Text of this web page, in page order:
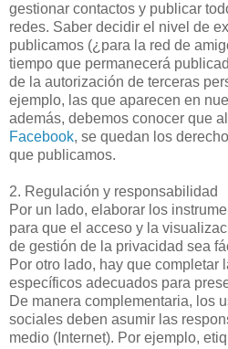
gestionar contactos y publicar
redes. Saber decidir el nivel de
publicamos (¿para la red de
tiempo que permanecerá
de la autorización de terceras
ejemplo, las que aparecen en
además, debemos conocer que
Facebook, se quedan los
que publicamos.
2. Regulación y responsabilidad
Por un lado, elaborar los
para que el acceso y la
de gestión de la privacidad sea
Por otro lado, hay que completar
específicos adecuados para
De manera complementaria, los
sociales deben asumir las
medio (Internet). Por ejemplo,